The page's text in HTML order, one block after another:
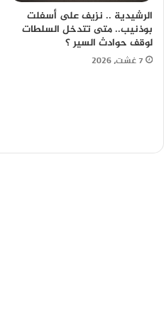
الرشيدية .. نزيف على أسفلت
بوذنيب.. متى تتدخل السلطات
لوقف حوادث السير ؟
7 غشت، 2026